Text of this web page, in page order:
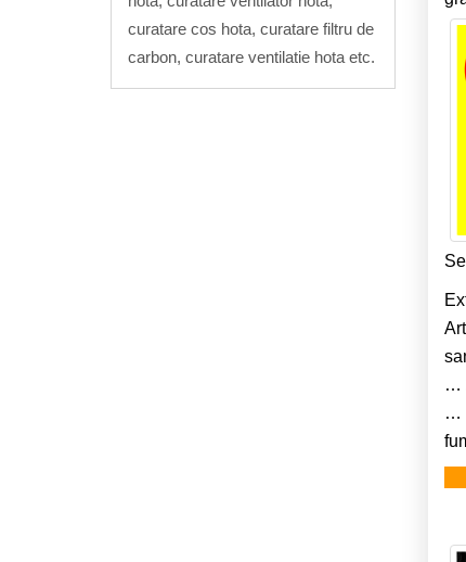
curatare cos hota, curatare filtru de
carbon, curatare ventilatie hota etc.
…
…